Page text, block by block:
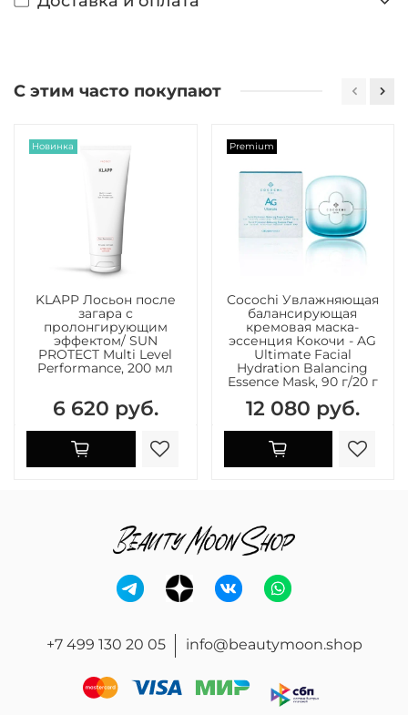
С этим часто покупают
Новинка
KLAPP Лосьон после
загара с
пролонгирующим
эффектом/ SUN
PROTECT Multi Level
Performance, 200 мл
6 620 руб.
Premium
Cocochi Увлажняющая
балансирующая
кремовая маска-
эссенция Кокочи - AG
Ultimate Facial
Hydration Balancing
Essence Mask, 90 г/20 г
12 080 руб.
+7 499 130 20 05 info@beautymoon.shop